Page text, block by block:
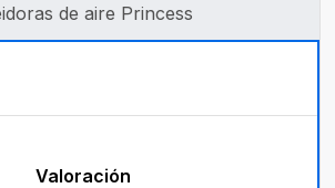
de aire Princess
Valoración